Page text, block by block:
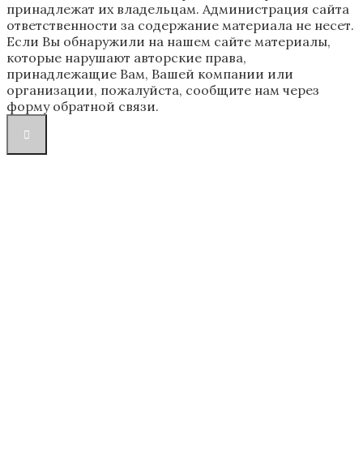
принадлежат их владельцам. Администрация сайта
ответственности за содержание материала не несет.
Если Вы обнаружили на нашем сайте материалы,
которые нарушают авторские права,
принадлежащие Вам, Вашей компании или
организации, пожалуйста, сообщите нам через
форму обратной связи.